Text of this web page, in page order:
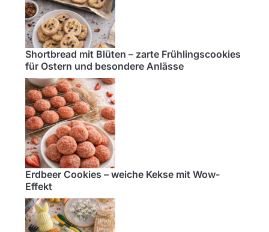
Shortbread mit Blüten – zarte Frühlingscookies
für Ostern und besondere Anlässe
Erdbeer Cookies – weiche Kekse mit Wow-
Effekt